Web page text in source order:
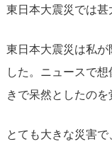
東日本大震災では甚
東日本大震災は私
した。ニュースで
きで呆然としたのを
とても大きな災害